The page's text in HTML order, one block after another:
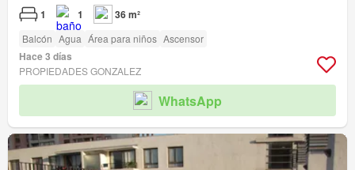
1 1 36 m²
Balcón Agua Área para niños Ascensor
Hace 3 días
PROPIEDADES GONZALEZ
WhatsApp